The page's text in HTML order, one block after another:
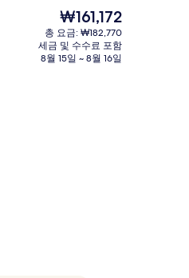
현
재
가
격
₩161,172
총 요금: ₩182,770
세금 및 수수료 포함
8월 15일 ~ 8월 16일